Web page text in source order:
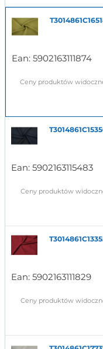
Ean: 5902163111874
Ceny produktów
Ean: 5902163115483
Ceny produktów
Ean: 5902163111829
Ceny produktów